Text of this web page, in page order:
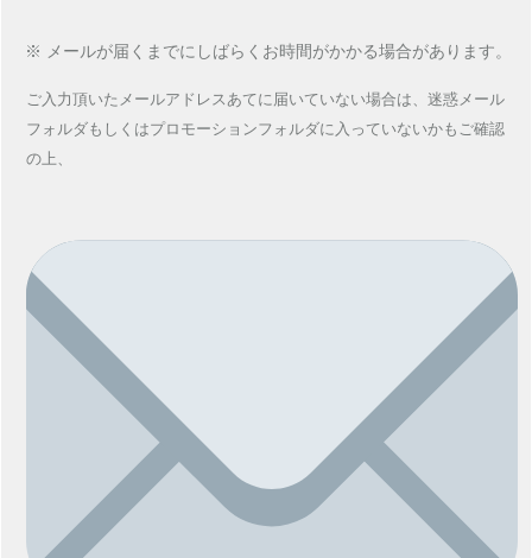
※ メールが届くまでにしばらくお時間がかかる場合があります。
ご入力頂いたメールアドレスあてに 届いていない場合は、 迷惑メール
フォルダもしくはプロモーションフォルダに入っていないかもご確認
の上、